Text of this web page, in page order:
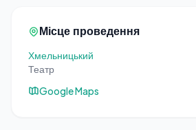
Місце проведення
Хмельницький
Театр
Google Maps